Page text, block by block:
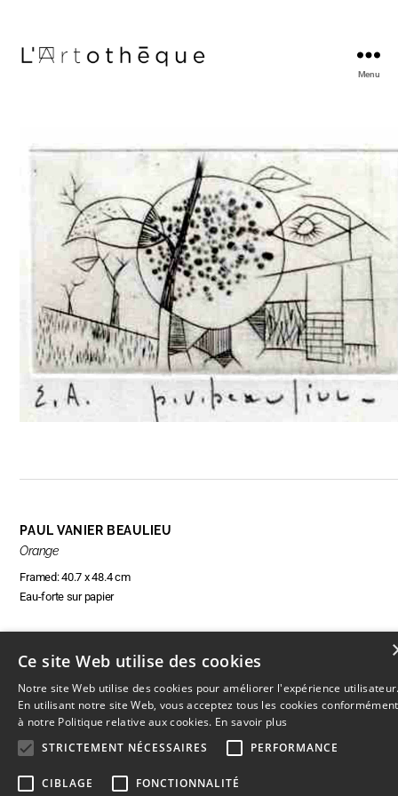
Menu
PAUL VANIER BEAULIEU
Orange
Framed: 40.7 x 48.4 cm
Eau-forte sur papier
RÉSERVER CETTE OEUVRE
Ce site Web utilise des cookies
Notre site Web utilise des cookies pour améliorer l'expérience
En utilisant notre site Web, vous acceptez tous les cookies conformément
à notre Politique relative aux cookies. En savoir plus
STRICTEMENT NÉCESSAIRES
PERFORMANCE
CIBLAGE FONCTIONNALITÉ